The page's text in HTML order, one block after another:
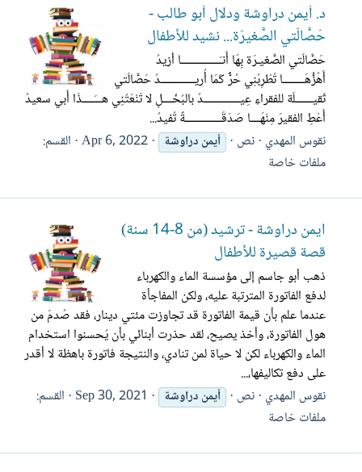
د. أيمن دراوشة ودلال أبو طالب -
حَصَّالَتي الصَّغيرَة... نشيد للأطفال
حَصَّالَتي الصَّغيـرَة بِهَا أَنـَــــــــــــــــا أزيدُ
أَهُزُّهَـــــــــا تُطْرِبُنِي حُرٌّ كَمَا أُريــــــــــــــدُ حَصَّالَتي
ثَقيـــــــلَة للفقراءِ عِيـــــــــــــــدُ بالبُخْــــلِ لا تَنْعَتُنِي هـــَـــــذَا أَبي سعيدُ
أَعْطِ الفقيرَ مِنْهَــــا صَدَقَـــــــــــــــةً تُفيدُ...
نقوس المهدي نص أيمندراوشة Apr 6, 2022 القسم:
ملفات خاصة
أيمن دراوشة - ترشيد (من 8-14 سنة)
قصة قصيرة للأطفال
ذهب أبو جاسم إلى مؤسسة الماء والكهرباء
لدفع الفاتورة المترتبة عليه، ولكن المفاجأة
عندما علم بأن قيمة الفاتورة قد تجاوزت مئتي دينار، فقد صُدمَ من
هول الفاتورة، وأخذ يصيح، لقد حذرت أبنائي بأن يُحسنوا استخدام
الماء والكهرباء لكن لا حياة لمن تنادي، والنتيجة فاتورة باهظة لا أقدر
على دفع تكاليفها،...
نقوس المهدي نص أيمندراوشة Sep 30, 2021 القسم:
ملفات خاصة